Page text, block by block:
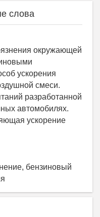
слова
окружающей
ускорения
смеси.
разработанной
автомобилях.
ускорение
бензиновый